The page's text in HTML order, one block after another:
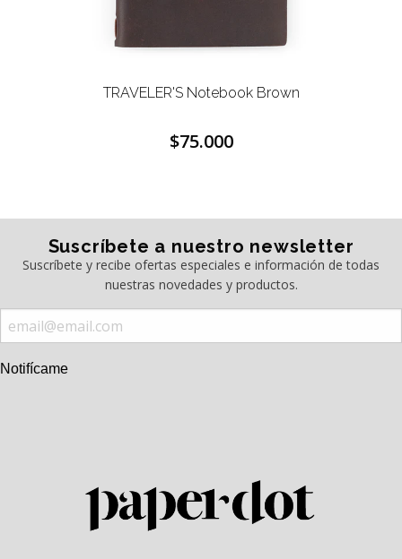
TRAVELER'S Notebook Brown
$75.000
Suscríbete a nuestro newsletter
Suscríbete y recibe ofertas especiales e información de todas
nuestras novedades y productos.
Notifícame